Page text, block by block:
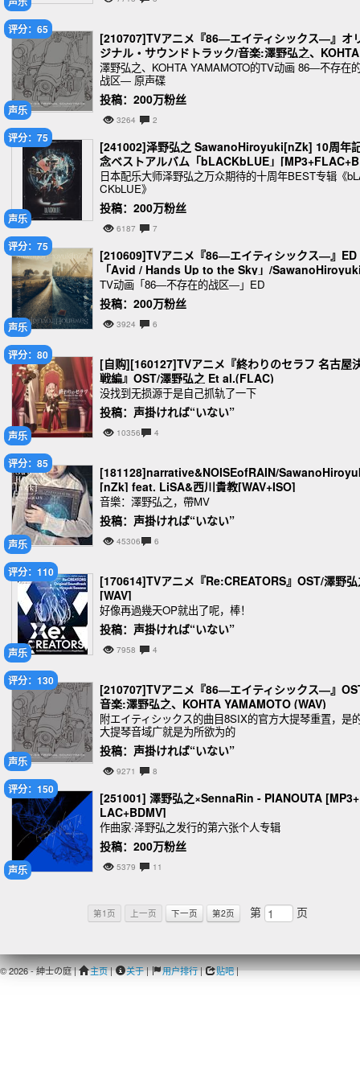
声乐
评分：65
[210707]TVアニメ『86―エイティシックス―』オ
ジナル・サウンドトラック/音楽:澤野弘之、
AMAMOTO(内附Rearrange & Outtracks
FLAC]
澤野弘之、KOHTA YAMAMOTO的TV动画 86―不存在
战区― 原声碟
投稿：200万粉丝
3264 2
声乐
评分：75
[241002]泽野弘之 SawanoHiroyuki[nZk] 10周年
念ベストアルバム「bLACKbLUE」
MV]
日本配乐大师泽野弘之万众期待的十周年BEST专辑《
CKbLUE》
投稿：200万粉丝
6187 7
声乐
评分：75
[210609]TVアニメ『86―エイティシックス―』ED
「Avid / Hands Up to the Sky」/
[nZk][MP3+FLAC(Hi-Res)+BDMV]
TV动画「86―不存在的战区―」ED
投稿：200万粉丝
3924 6
声乐
评分：80
[自购][160127]TVアニメ『終わりのセラフ 名古屋
戦編』OST/澤野弘之 Et al.(FLAC)
没找到无损源于是自己抓轨了一下
投稿：声掛ければ“いない”
10356 4
声乐
评分：85
[181128]narrative&NOISEofRAIN/
[nZk] feat. LiSA&西川貴教[WAV+ISO]
音樂：澤野弘之，帶MV
投稿：声掛ければ“いない”
45306 6
声乐
评分：110
[170614]TVアニメ『Re:CREATORS』OST/澤野
[WAV]
好像再過幾天OP就出了呢，棒！
投稿：声掛ければ“いない”
7958 4
声乐
评分：130
[210707]TVアニメ『86―エイティシックス―』
音楽:澤野弘之、KOHTA YAMAMOTO (WAV)
附エイティシックス的曲目8SIX的官方大提琴重置，是
大提琴音域广就是为所欲为的
投稿：声掛ければ“いない”
9271 8
声乐
评分：150
[251001] 澤野弘之×SennaRin - PIANOUTA
LAC+BDMV]
作曲家·泽野弘之发行的第六张个人专辑
投稿：200万粉丝
5379 11
第1页 上一页 下一页 第2页 第 页
© 2026 - 紳士の庭 | 主页| 关于| 用户排行| 贴吧|